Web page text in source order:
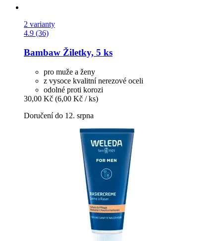
2 varianty
4.9 (36)
Bambaw Žiletky, 5 ks
pro muže a ženy
z vysoce kvalitní nerezové oceli
odolné proti korozi
30,00 Kč (6,00 Kč / ks)
Doručení do 12. srpna